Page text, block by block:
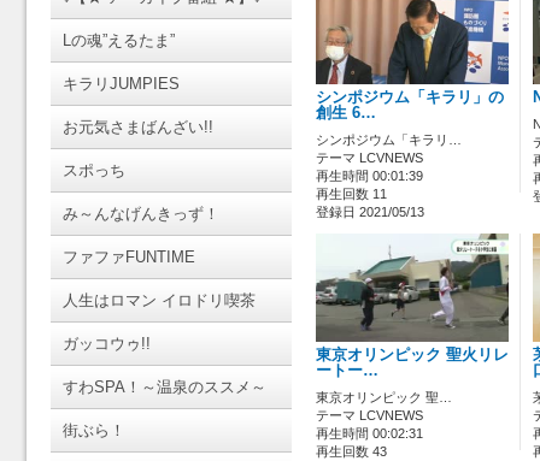
Lの魂”えるたま”
キラリJUMPIES
お元気さまばんざい!!
スポっち
み～んなげんきっず！
ファファFUNTIME
人生はロマン イロドリ喫茶
ガッコウゥ!!
すわSPA！～温泉のススメ～
街ぶら！
シンポジウム「キラリ」の
創生 6…
シンポジウム「キラリ…
テーマ LCVNEWS
再生時間 00:01:39
再生回数 11
登録日 2021/05/13
東京オリンピック 聖火リレ
ートー…
東京オリンピック 聖…
テーマ LCVNEWS
再生時間 00:02:31
再生回数 43